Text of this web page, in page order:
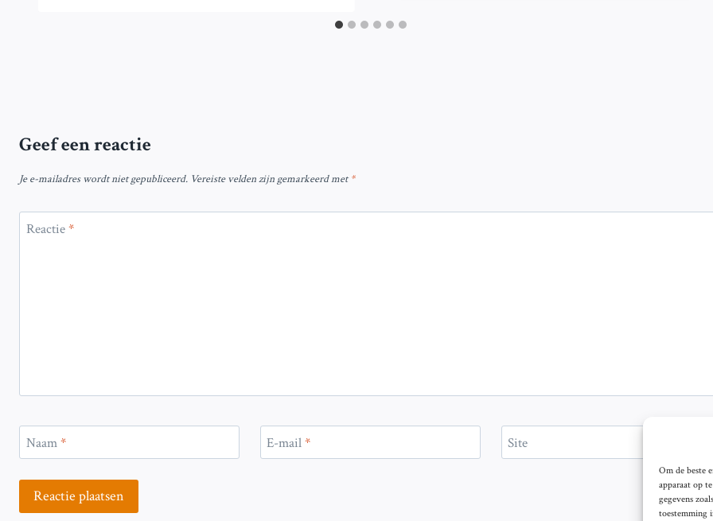
Om de beste
apparaat op
gegevens
toestemming
Geef een reactie
Je e-mailadres wordt niet gepubliceerd. Vereiste velden zijn gemarkeerd met*
Reactie*
Naam* E-mail* Site